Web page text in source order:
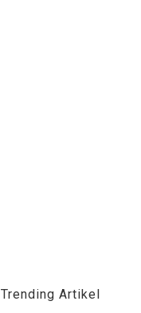
Trending Artikel